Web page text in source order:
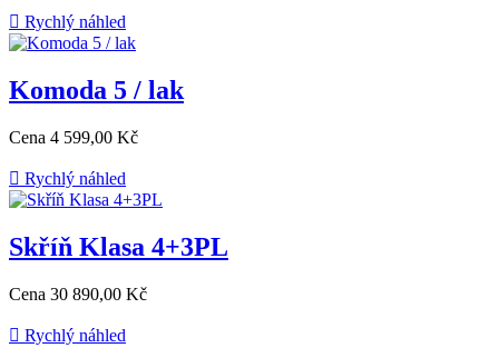
 Rychlý náhled
Komoda 5 / lak
Cena 4 599,00 Kč
 Rychlý náhled
Skříň Klasa 4+3PL
Cena 30 890,00 Kč
 Rychlý náhled